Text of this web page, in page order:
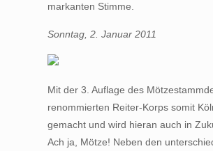
markanten Stimme.
Sonntag, 2. Januar 2011
Mit der 3. Auflage des
renommierten Reiter-Korps somit
gemacht und wird hieran auch in
Ach ja, Mötze! Neben den